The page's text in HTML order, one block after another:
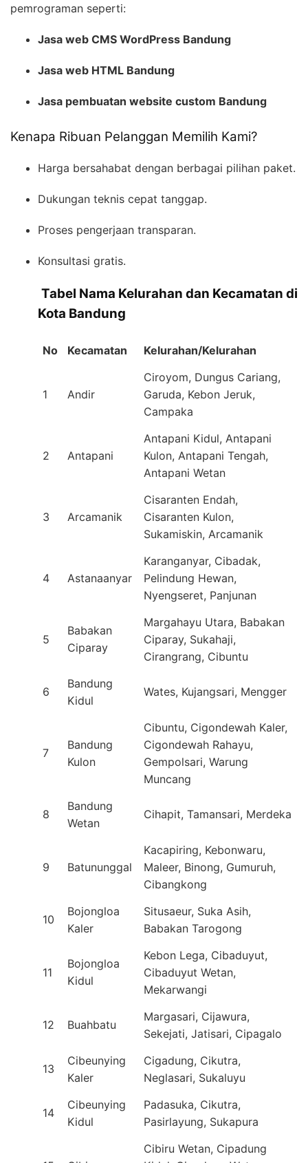
pemrograman seperti:
Jasa web CMS WordPress Bandung
Jasa web HTML Bandung
Jasa pembuatan website custom Bandung
Kenapa Ribuan Pelanggan Memilih Kami?
Harga bersahabat dengan berbagai pilihan paket.
Dukungan teknis cepat tanggap.
Proses pengerjaan transparan.
Konsultasi gratis.
Tabel Nama Kelurahan dan Kecamatan di
Kota Bandung
No Kecamatan Kelurahan/Kelurahan
1 Andir
Ciroyom, Dungus Cariang,
Garuda, Kebon Jeruk,
Campaka
2 Antapani
Antapani Kidul, Antapani
Kulon, Antapani Tengah,
Antapani Wetan
3 Arcamanik
Cisaranten Endah,
Cisaranten Kulon,
Sukamiskin, Arcamanik
4 Astanaanyar
Karanganyar, Cibadak,
Pelindung Hewan,
Nyengseret, Panjunan
5
Babakan
Ciparay
Margahayu Utara, Babakan
Ciparay, Sukahaji,
Cirangrang, Cibuntu
6
Bandung
Kidul
Wates, Kujangsari, Mengger
7
Bandung
Kulon
Cibuntu, Cigondewah Kaler,
Cigondewah Rahayu,
Gempolsari, Warung
Muncang
8
Bandung
Wetan
Cihapit, Tamansari, Merdeka
9 Batununggal
Kacapiring, Kebonwaru,
Maleer, Binong, Gumuruh,
Cibangkong
10
Bojongloa
Kaler
Situsaeur, Suka Asih,
Babakan Tarogong
11
Bojongloa
Kidul
Kebon Lega, Cibaduyut,
Cibaduyut Wetan,
Mekarwangi
12 Buahbatu
Margasari, Cijawura,
Sekejati, Jatisari, Cipagalo
13
Cibeunying
Kaler
Cigadung, Cikutra,
Neglasari, Sukaluyu
14
Cibeunying
Kidul
Padasuka, Cikutra,
Pasirlayung, Sukapura
Cibiru Wetan, Cipadung